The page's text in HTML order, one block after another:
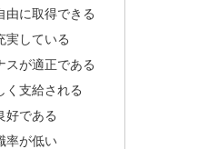
由に取得できる
実している
スが適正である
く支給される
好である
率が低い